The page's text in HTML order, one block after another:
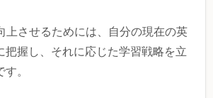
上させるためには、自分の現在の英
把握し、それに応じた学習戦略を立
。